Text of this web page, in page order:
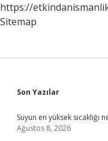
https://
Sitemap
Sidebar
Son Yazılar
Suyun en yüksek sıcaklığı
Ağustos 8, 2026